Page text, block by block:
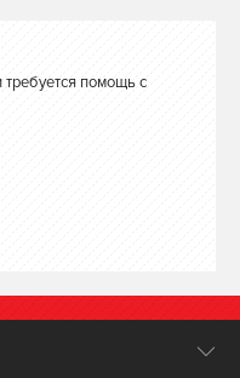
требуется помощь с